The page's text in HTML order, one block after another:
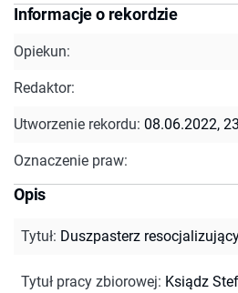
Informacje o rekordzie
Opiekun:
Redaktor:
Utworzenie rekordu: 08.06.2022,
Oznaczenie praw:
Opis
Tytuł: Duszpasterz
Tytuł pracy zbiorowej: Ksiądz